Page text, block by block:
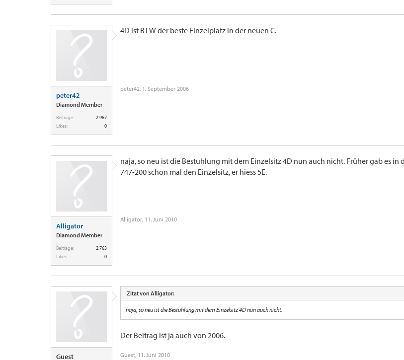
peter42
Diamond Member
Beiträge:
2.967
Likes:
0
4D ist BTW der beste Einzelplatz in der neuen C.
peter42, 1. September 2006
Alligator
Diamond Member
Beiträge:
2.763
Likes:
0
naja, so neu ist die Bestuhlung mit dem Einzelsitz 4D nun auch nicht. Früher gab es in
747-200 schon mal den Einzelsitz, er hiess 5E.
Alligator, 11. Juni 2010
Guest
Zitat von Alligator:
naja, so neu ist die Bestuhlung mit dem Einzelsitz 4D nun auch nicht.
Der Beitrag ist ja auch von 2006.
Guest, 11. Juni 2010